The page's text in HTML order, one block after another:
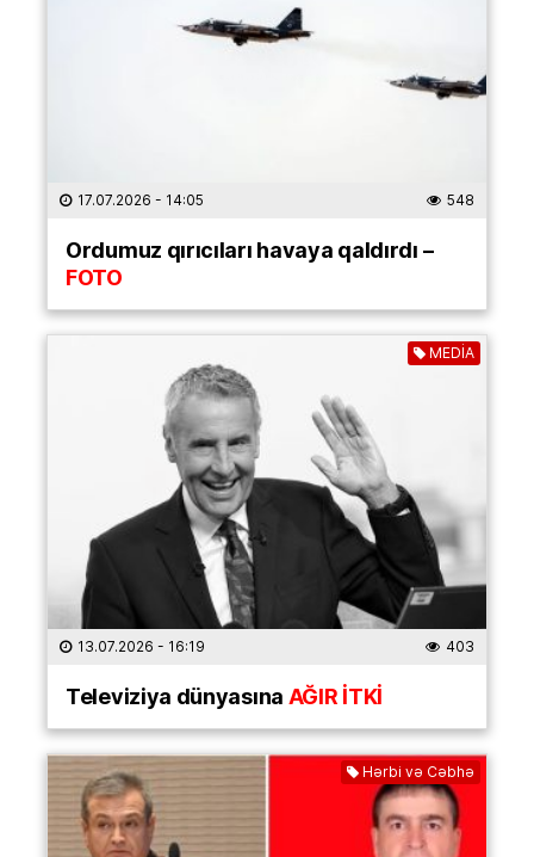
17.07.2026 - 14:05 548
Ordumuz qırıcıları havaya qaldırdı –
FOTO
MEDİA
13.07.2026 - 16:19 403
Televiziya dünyasınaAĞIR İTKİ
Hərbi və Cəbhə